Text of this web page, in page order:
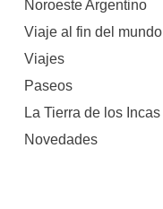
Noroeste Argentino
Viaje al fin del mundo
Viajes
Paseos
La Tierra de los Incas
Novedades